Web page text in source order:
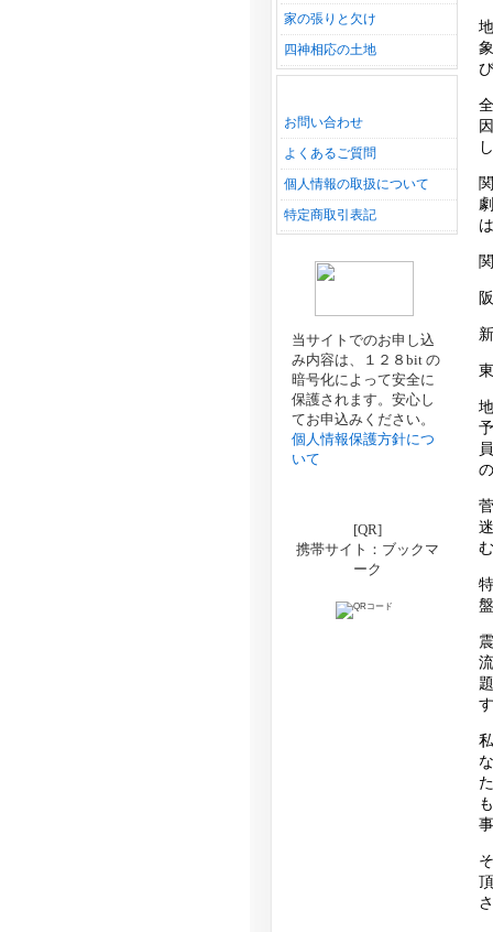
家の張りと欠け
四神相応の土地
お問い合わせ
よくあるご質問
個人情報の取扱について
特定商取引表記
当サイトでのお申し込
み内容は、１２８bit の
暗号化によって安全に
保護されます。安心し
てお申込みください。
個人情報保護方針につ
いて
[QR]
携帯サイト：ブックマ
ーク